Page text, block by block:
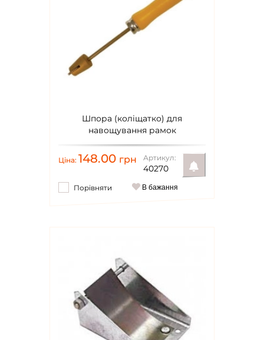
Шпора (коліщатко) для
навощування рамок
Ціна: 148.00 грн Артикул:
40270
Порівняти В бажання